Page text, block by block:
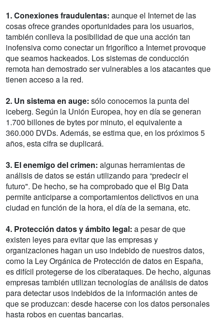
1. Conexiones fraudulentas: aunque el Internet de las
cosas ofrece grandes oportunidades para los usuarios,
también conlleva la posibilidad de que una acción tan
inofensiva como conectar un frigorífico a Internet provoque
que seamos hackeados. Los sistemas de conducción
remota han demostrado ser vulnerables a los atacantes que
tienen acceso a la red.
2. Un sistema en auge: sólo conocemos la punta del
iceberg. Según la Unión Europea, hoy en día se generan
1.700 billones de bytes por minuto, el equivalente a
360.000 DVDs. Además, se estima que, en los próximos 5
años, esta cifra se duplicará.
3. El enemigo del crimen: algunas herramientas de
análisis de datos se están utilizando para “predecir el
futuro". De hecho, se ha comprobado que el Big Data
permite anticiparse a comportamientos delictivos en una
ciudad en función de la hora, el día de la semana, etc.
4. Protección datos y ámbito legal: a pesar de que
existen leyes para evitar que las empresas y
organizaciones hagan un uso indebido de nuestros datos,
como la Ley Orgánica de Protección de datos en España,
es difícil protegerse de los ciberataques. De hecho, algunas
empresas también utilizan tecnologías de análisis de datos
para detectar usos indebidos de la información antes de
que se produzcan: desde hacerse con los datos personales
hasta robos en cuentas bancarias.